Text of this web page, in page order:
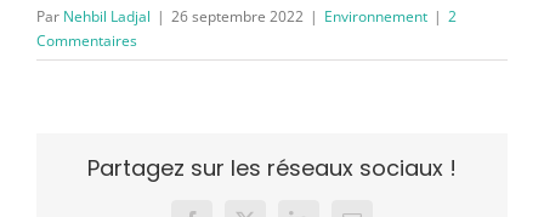
Par Nehbil Ladjal | 26 septembre 2022 | Environnement | 2
Commentaires
Partagez sur les réseaux sociaux !